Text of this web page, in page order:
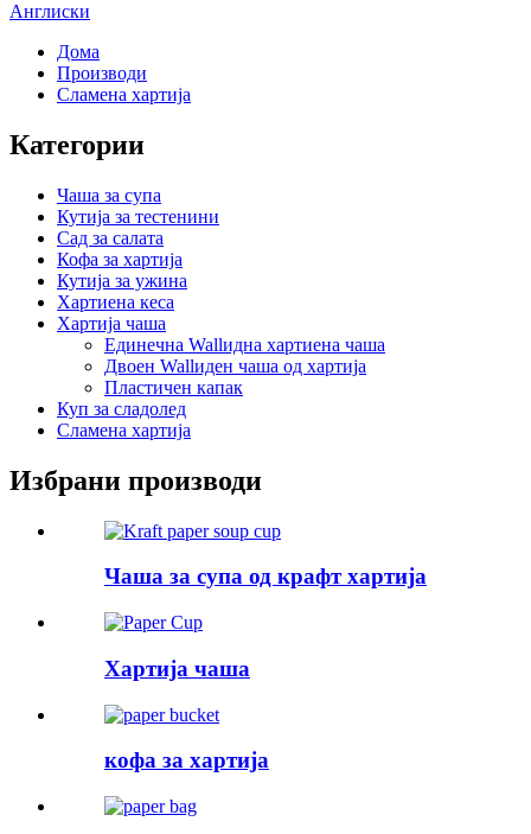
Англиски
Дома
Производи
Сламена хартија
Категории
Чаша за супа
Кутија за тестенини
Сад за салата
Кофа за хартија
Кутија за ужина
Хартиена кеса
Хартија чаша
Единечна Wallидна хартиена чаша
Двоен Wallиден чаша од хартија
Пластичен капак
Куп за сладолед
Сламена хартија
Избрани производи
Чаша за супа од крафт хартија
Хартија чаша
кофа за хартија